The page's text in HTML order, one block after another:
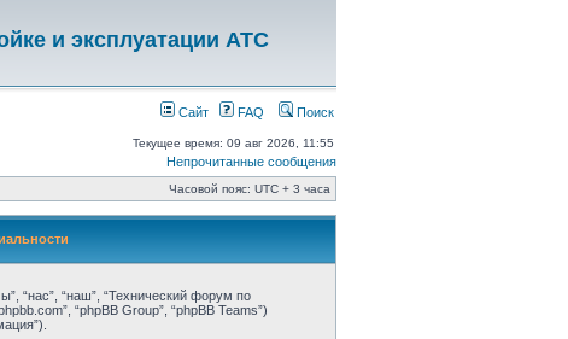
и эксплуатации АТС
Сайт FAQ Поиск
Текущее время: 09 авг 2026, 11:55
Непрочитанные сообщения
Часовой пояс: UTC + 3 часа
“нас”, “наш”, “Технический форум по
“phpBB Group”, “phpBB Teams”)